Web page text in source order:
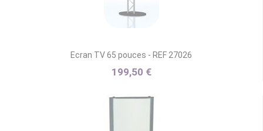
Ecran TV 65 pouces - REF 27026
199,50 €